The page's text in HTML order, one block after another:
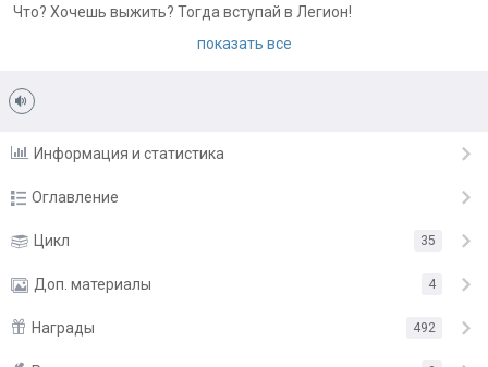
Что? Хочешь выжить? Тогда вступай в Легион!
Мы старались сделать лёгкую и необычную историю с
превозмогания и серой морали. Получилось ли у нас... Для
правильно. Автор человек простой, когда его хвалят он пишет
А ещё может слезами залить клавиатуру...
показать все
Информация и статистика
Оглавление
Глава 1 11 февр.
Глава 2 13 февр.
Глава 3 14 февр.
16 февр.
Цикл 35
Доп. материалы 4
Иллюстрации
Награды 492